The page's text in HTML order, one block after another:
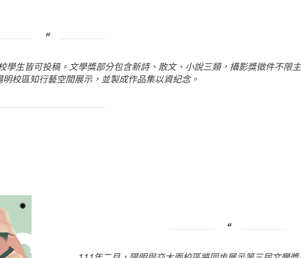
生皆可投稿。文學獎部分包含新詩、散文、小說三類，攝影獎徵件不限
校區知行藝空間展示，並製成作品集以資紀念。